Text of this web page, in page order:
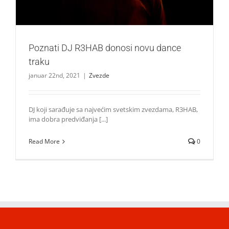
Poznati DJ R3HAB donosi novu dance
traku
januar 22nd, 2021 | Zvezde
DJ koji sarađuje sa najvećim svetskim zvezdama, R3HAB,
ima dobra predviđanja [...]
Read More 0